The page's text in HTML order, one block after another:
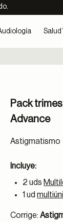
Salud
en favoritos
Pack
Advance
Astigmatismo
Incluye:
2 uds
1 ud
Corrige: